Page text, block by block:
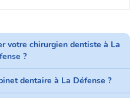
votre chirurgien dentiste à La
?
dentaire à La Défense ?